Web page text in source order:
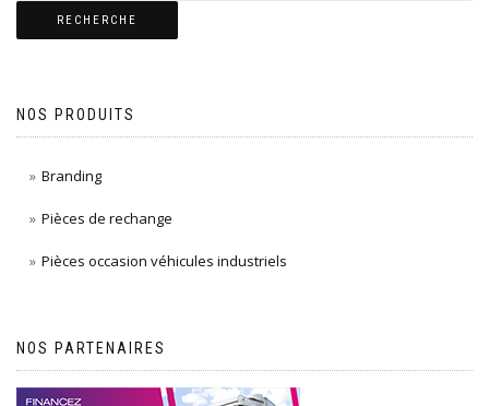
RECHERCHE
NOS PRODUITS
Branding
Pièces de rechange
Pièces occasion véhicules industriels
NOS PARTENAIRES